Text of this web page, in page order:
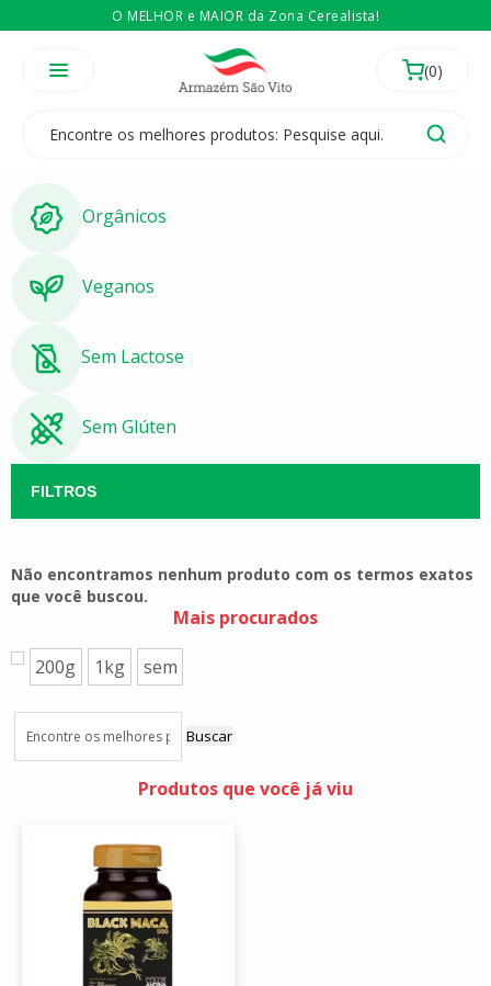
O MELHOR e MAIOR da Zona Cerealista!
Temos 3 lojas físicas na Zona Cerealista de São Paulo!
É revendedor? EntãoCompre no atacado
Orgânicos
Veganos
Sem Lactose
Sem Glúten
Não encontramos nenhum produto com os termos exatos
que você buscou.
Mais procurados
200g 1kg sem
Buscar
Produtos que você já viu